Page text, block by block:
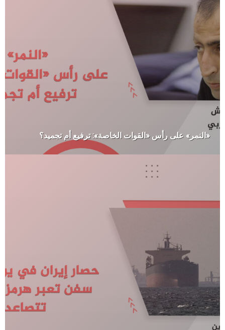
«النمر» على رأس «القوات الخاصة»: ترفيع أم تجميد؟